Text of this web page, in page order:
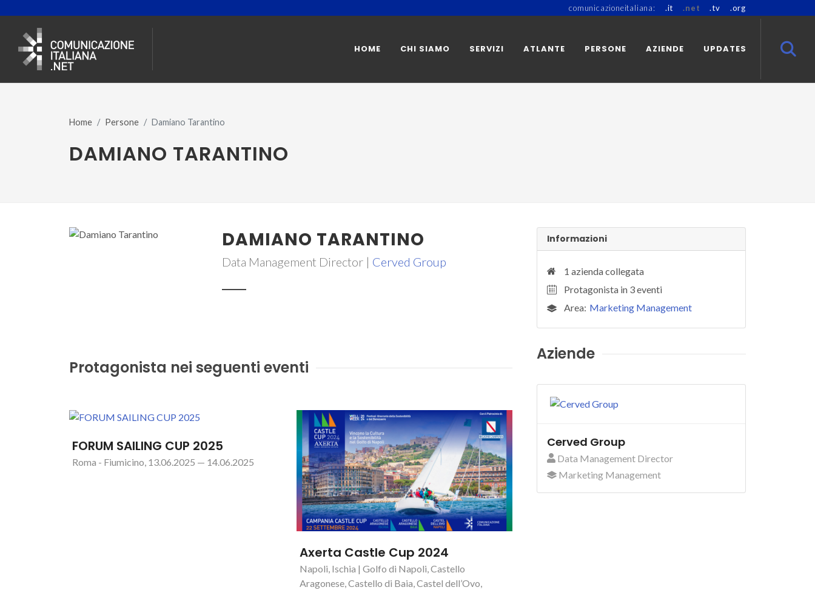
comunicazioneitaliana: .it .net .tv .org
HOME CHI SIAMO SERVIZI ATLANTE PERSONE AZIENDE UPDATES
Home Persone Damiano Tarantino
DAMIANO TARANTINO
DAMIANO TARANTINO
Data Management Director | Cerved Group
Protagonista nei seguenti eventi
FORUM SAILING CUP 2025
Roma - Fiumicino, 13.06.2025 — 14.06.2025
Axerta Castle Cup 2024
Napoli, Ischia | Golfo di Napoli, Castello
Aragonese, Castello di Baia, Castel dell’Ovo,
Informazioni
1 azienda collegata
Protagonista in 3 eventi
Area: Marketing Management
Aziende
Cerved Group
Data Management Director
Marketing Management